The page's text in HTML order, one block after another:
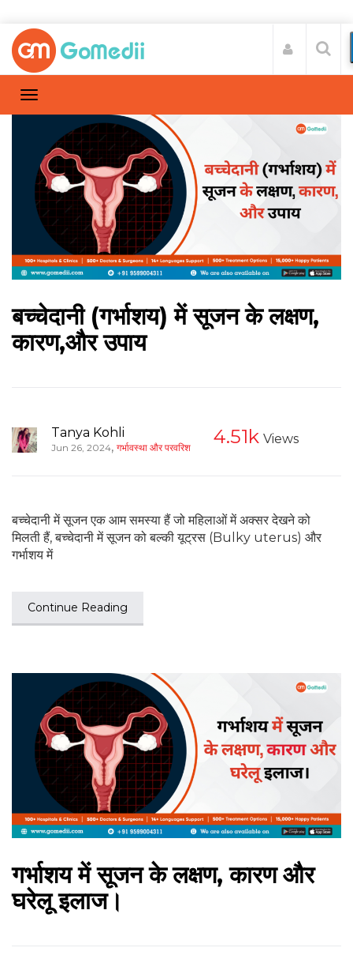
बच्चेदानी (गर्भाशय) में सूजन के लक्षण,
कारण,और उपाय
Tanya Kohli
Jun 26, 2024, गर्भावस्था और परवरिश 4.51k Views
बच्चेदानी में सूजन एक आम समस्या हैं जो महिलाओं में अक्सर देखने को
मिलती हैं, बच्चेदानी में सूजन को बल्की यूट्रस (Bulky uterus) और
गर्भाशय में
Continue Reading
गर्भाशय में सूजन के लक्षण, कारण और
घरेलू इलाज।